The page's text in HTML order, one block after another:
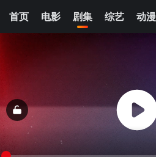
首页 电影 剧集 综艺 动漫
清空